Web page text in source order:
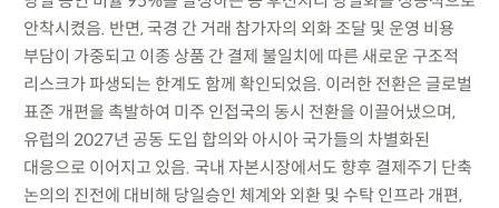
안착시켰음. 반면, 국경 간 거래 참가자의 외화 조달 및 운영 비용
부담이 가중되고 이종 상품 간 결제 불일치에 따른 새로운 구조적
리스크가 파생되는 한계도 함께 확인되었음. 이러한 전환은 글로벌
표준 개편을 촉발하여 미주 인접국의 동시 전환을 이끌어냈으며,
유럽의 2027년 공동 도입 합의와 아시아 국가들의 차별화된
대응으로 이어지고 있음. 국내 자본시장에서도 향후 결제주기 단축
논의의 진전에 대비해 당일승인 체계와 외환 및 수탁 인프라 개편,